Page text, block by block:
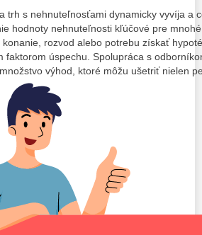
trh s nehnuteľnosťami dynamicky vyvíja a
hodnoty nehnuteľnosti kľúčové pre
rozvod alebo potrebu získať
faktorom úspechu. Spolupráca s
výhod, ktoré môžu ušetriť nielen